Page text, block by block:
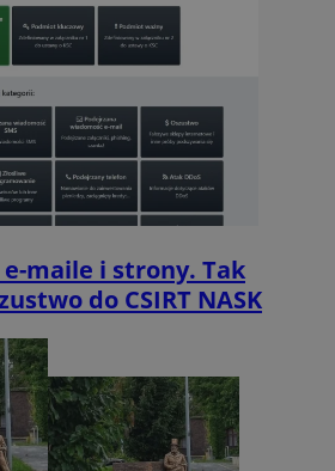
e-maile i strony. Tak
do CSIRT NASK